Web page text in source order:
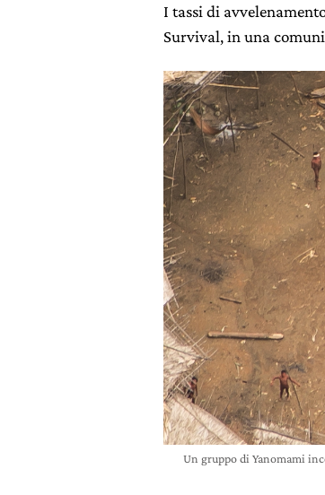
I tassi di
Survival, in una
Un gruppo di Yanomami